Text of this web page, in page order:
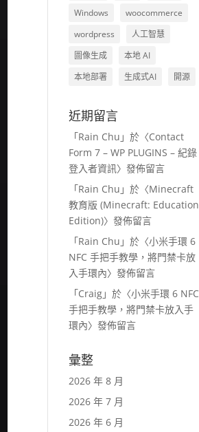
Windows
woocommerce
wordpress
人工智慧
圖像生成
本地 AI
本地部署
生成式AI 開源
近期留言
「Rain Chu 」於〈Contact
Form 7 – WP PLUGINS – 紀錄
登入者資訊〉發佈留言
「Rain Chu 」於〈Minecraft
教育版 (Minecraft: Education
Edition)〉發佈留言
「Rain Chu 」於〈小米手環 6
NFC 手把手教學，將門禁卡放
入手環內〉發佈留言
「Craig 」於〈小米手環 6 NFC
手把手教學，將門禁卡放入手
環內〉發佈留言
彙整
2026 年 8 月
2026 年 7 月
2026 年 6 月